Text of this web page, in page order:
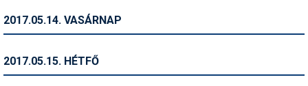
Símánia
2017.05.14. VASÁRNAP
2017.05.15. HÉTFŐ